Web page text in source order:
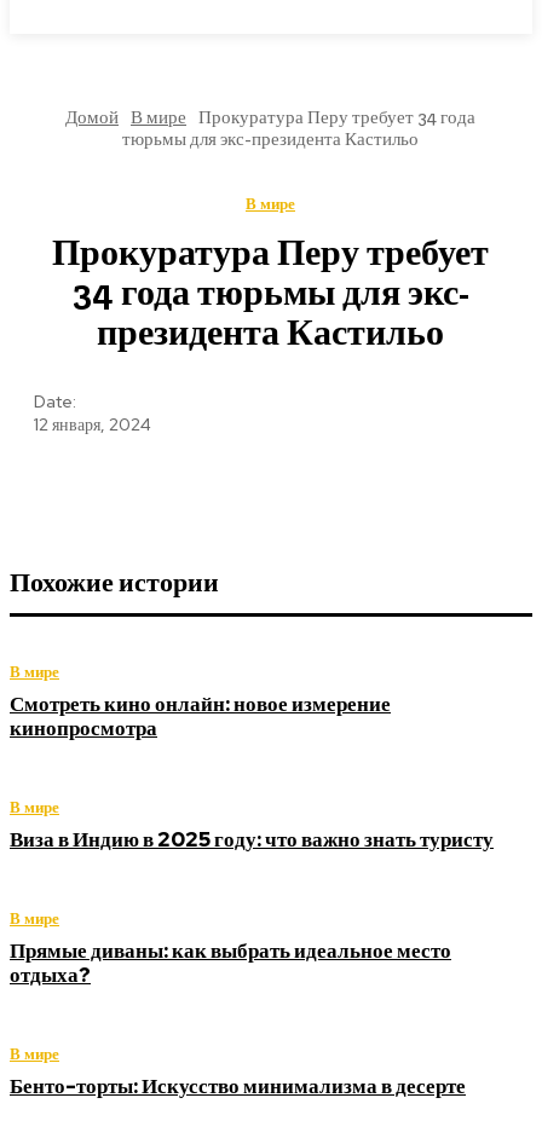
Домой В мире
Прокуратура Перу требует 34 года
тюрьмы для экс-президента Кастильо
В мире
Прокуратура Перу требует
34 года тюрьмы для экс-
президента Кастильо
Date:
12 января, 2024
Похожие истории
В мире
Смотреть кино онлайн: новое измерение
кинопросмотра
В мире
Виза в Индию в 2025 году: что важно знать туристу
В мире
Прямые диваны: как выбрать идеальное место
отдыха?
В мире
Бенто-торты: Искусство минимализма в десерте